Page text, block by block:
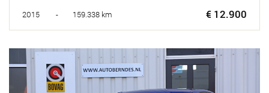
2015 - 159.338 km € 12.900